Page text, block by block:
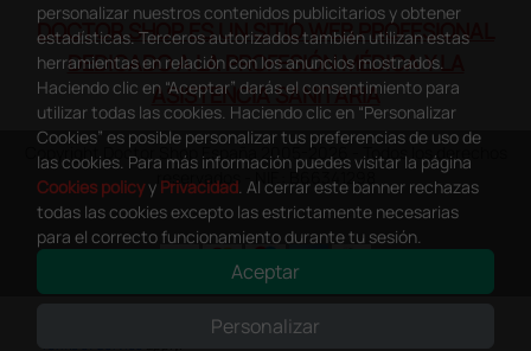
DOCTOR SHOP ES UN SITIO WEB PROFESIONAL
DEDICADO A LA PROFESIÓN MÉDICA Y LA
ASISTENCIA SANITARIA
Copyright Doctor Shop España 2005-2026 - Todos los derechos
reservados - NIF.: B66341298
This site is protected by reCAPTCHA and the Google
personalizar nuestros contenidos publicitarios y obtener
estadísticas. Terceros autorizados también utilizan estas
herramientas en relación con los anuncios mostrados.
Haciendo clic en “Aceptar” darás el consentimiento para
utilizar todas las cookies. Haciendo clic en “Personalizar
Cookies” es posible personalizar tus preferencias de uso de
las cookies. Para más información puedes visitar la página
Cookies policyy Privacidad. Al cerrar este banner rechazas
todas las cookies excepto las estrictamente necesarias
para el correcto funcionamiento durante tu sesión.
Aceptar
Personalizar